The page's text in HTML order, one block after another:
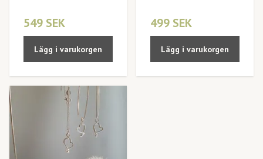
549 SEK
Lägg i varukorgen
499 SEK
Lägg i varukorgen